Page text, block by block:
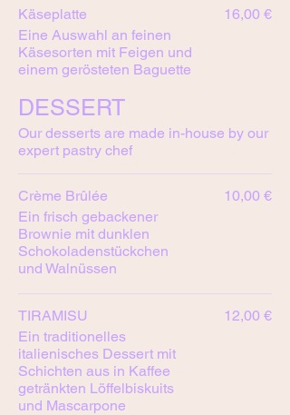
Käseplatte
Eine Auswahl an feinen
Käsesorten mit Feigen und
einem gerösteten Baguette
16,00 €
DESSERT
Our desserts are made in-house by our
expert pastry chef
Crème Brûlée
Ein frisch gebackener
Brownie mit dunklen
Schokoladenstückchen
und Walnüssen
10,00 €
TIRAMISU
Ein traditionelles
italienisches Dessert mit
Schichten aus in Kaffee
getränkten Löffelbiskuits
und Mascarpone
12,00 €